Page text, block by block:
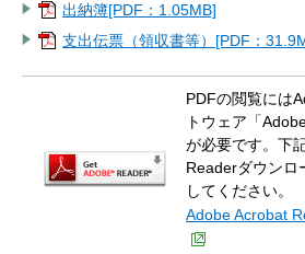
出納簿[PDF：1.05MB]
支出伝票（領収書等）[PDF：
PDFの閲覧には
トウェア「
が必要です。下
Readerダウンロ
してください。
Adobe Acrobat